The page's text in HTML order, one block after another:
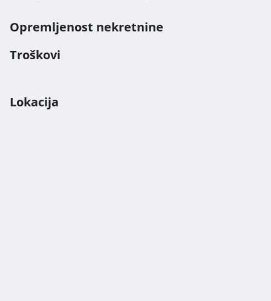
Opremljenost nekretnine
Troškovi
Lokacija